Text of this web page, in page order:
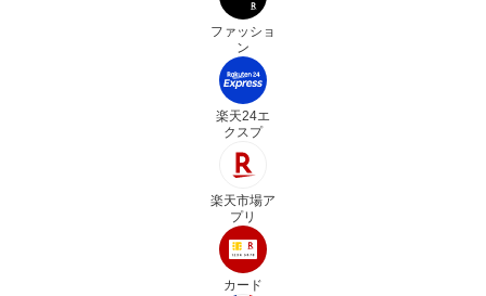
ファッショ
ン
楽天24エ
クスプ
楽天市場ア
プリ
カード